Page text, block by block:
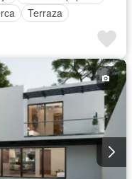
Terraza